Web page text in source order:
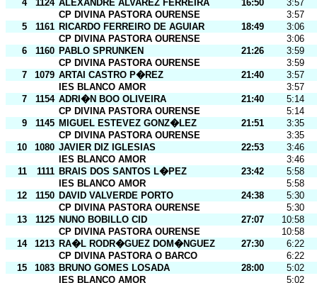
4
1124 ALEXANDRE ALVAREZ FERREIRA 16:50
3:57
CP DIVINA PASTORA OURENSE
3:57
5
1161 RICARDO FERREIRO DE AGUIAR 18:49
3:06
CP DIVINA PASTORA OURENSE
3:06
6
1160 PABLO SPRUNKEN 21:26
3:59
CP DIVINA PASTORA OURENSE
3:59
7
1079 ARTAI CASTRO P�REZ 21:40
3:57
IES BLANCO AMOR
3:57
7
1154 ADRI�N BOO OLIVEIRA 21:40
5:14
CP DIVINA PASTORA OURENSE
5:14
9
1145 MIGUEL ESTEVEZ GONZ�LEZ 21:51
3:35
CP DIVINA PASTORA OURENSE
3:35
10
1080 JAVIER DIZ IGLESIAS 22:53
3:46
IES BLANCO AMOR
3:46
11
1111 BRAIS DOS SANTOS L�PEZ 23:42
5:58
IES BLANCO AMOR
5:58
12
1150 DAVID VALVERDE PORTO 24:38
5:30
CP DIVINA PASTORA OURENSE
5:30
13
1125 NUNO BOBILLO CID 27:07
10:58
CP DIVINA PASTORA OURENSE
10:58
14
1213 RA�L RODR�GUEZ DOM�NGUEZ 27:30
6:22
CP DIVINA PASTORA O BARCO
6:22
15
1083 BRUNO GOMES LOSADA 28:00
5:02
IES BLANCO AMOR
5:02